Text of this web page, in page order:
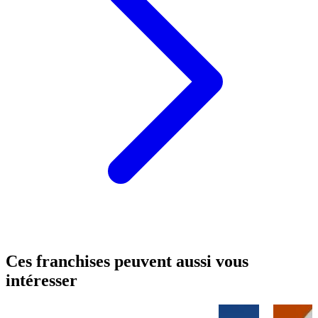
Ces franchises peuvent aussi vous
intéresser